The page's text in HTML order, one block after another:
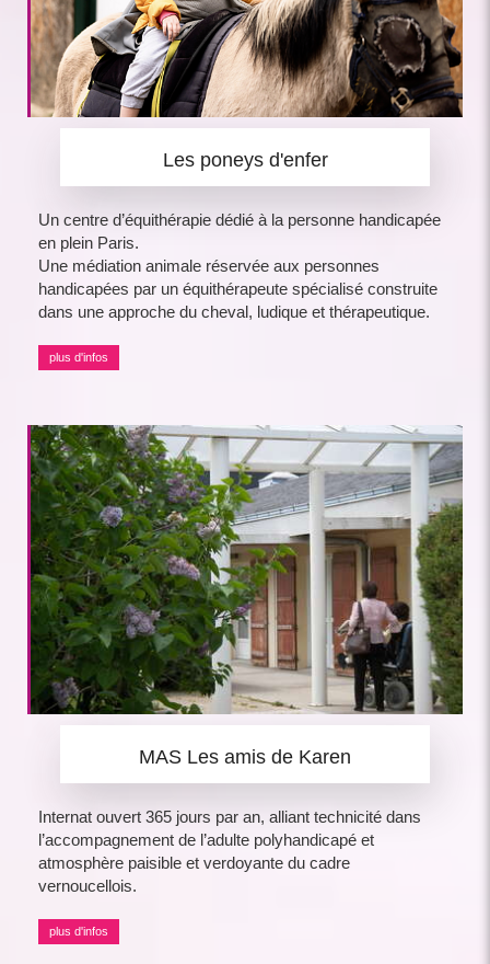
Les poneys d'enfer
Un centre d’équithérapie dédié à la personne handicapée
en plein Paris.
Une médiation animale réservée aux personnes
handicapées par un équithérapeute spécialisé construite
dans une approche du cheval, ludique et thérapeutique.
plus d'infos
MAS Les amis de Karen
Internat ouvert 365 jours par an, alliant technicité dans
l’accompagnement de l’adulte polyhandicapé et
atmosphère paisible et verdoyante du cadre
vernoucellois.
plus d'infos